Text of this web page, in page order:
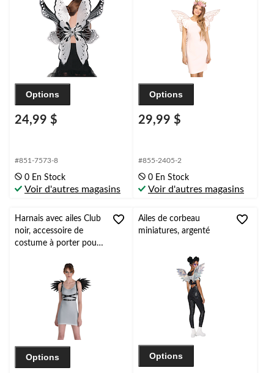
de costume à porter
pour l'Halloween
Options
24,99 $
#851-7573-8
0 En Stock
Voir d'autres magasins
accessoires de costume
prêt-à-porter pour
l'Halloween
Options
29,99 $
#855-2405-2
0 En Stock
Voir d'autres magasins
Harnais avec ailes Club
noir, accessoire de
costume à porter pour
Options
Ailes de corbeau
miniatures, argenté
Options